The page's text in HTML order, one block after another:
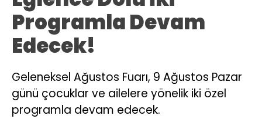
Programla Devam
Edecek!
Geleneksel Ağustos Fuarı, 9 Ağustos Pazar
günü çocuklar ve ailelere yönelik iki özel
programla devam edecek.